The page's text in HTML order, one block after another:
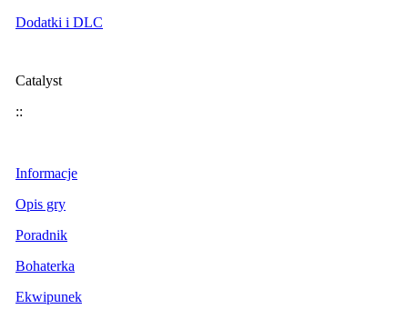
Dodatki i DLC
Catalyst
::
Informacje
Opis gry
Poradnik
Bohaterka
Ekwipunek